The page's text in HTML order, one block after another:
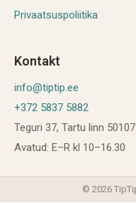
Privaatsuspoliitika
Kontakt
info@tiptip.ee
+372 5837 5882
Teguri 37, Tartu linn 50107
Avatud: E–R kl 10–16.30
© 2026